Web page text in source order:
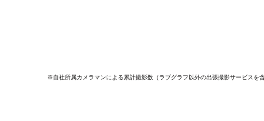
※自社所属カメラマンによる累計撮影数（ラブグラフ以外の出張撮影サービスを